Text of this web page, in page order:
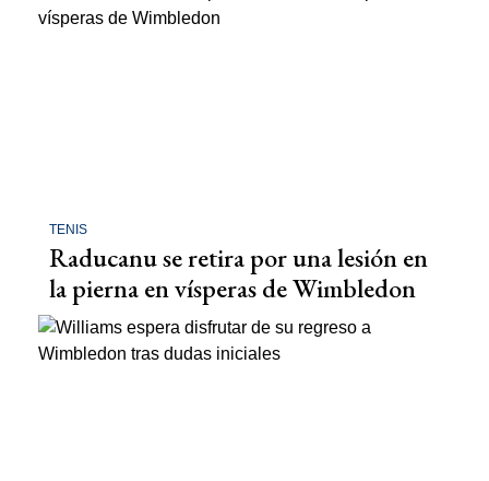
TENIS
Raducanu se retira por una lesión en
la pierna en vísperas de Wimbledon